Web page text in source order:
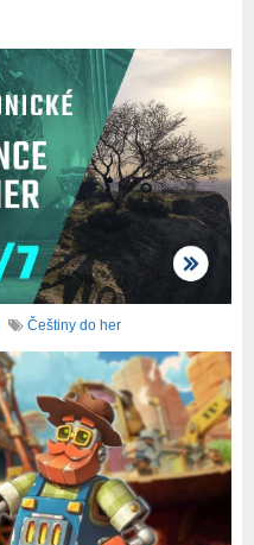
Češtiny do her